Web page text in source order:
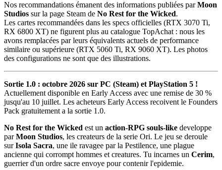
Nos recommandations émanent des informations publiées parMoon
Studios sur la page Steam de No Rest for the Wicked.
Les cartes recommandées dans les specs officielles (RTX 3070 Ti,
RX 6800 XT) ne figurent plus au catalogue TopAchat : nous les
avons remplacées par leurs équivalents actuels de performance
similaire ou supérieure (RTX 5060 Ti, RX 9060 XT). Les photos
des configurations ne sont que des illustrations.
Sortie 1.0 : octobre 2026 sur PC (Steam) et PlayStation 5 !
Actuellement disponible en Early Access avec une remise de 30 %
jusqu'au 10 juillet. Les acheteurs Early Access recoivent le Founders
Pack gratuitement a la sortie 1.0.
No Rest for the Wicked est un action-RPG souls-like developpe
parMoon Studios, les createurs de la serie Ori. Le jeu se deroule
surIsola Sacra, une ile ravagee par la Pestilence, une plague
ancienne qui corrompt hommes et creatures. Tu incarnes un Cerim,
guerrier d'un ordre sacre envoye pour contenir l'epidemie.